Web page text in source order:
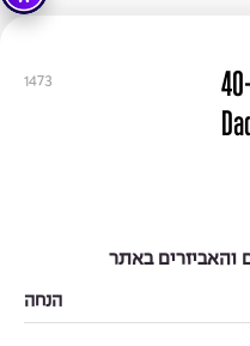
1473
דדריו 40-95
-
באתר
הנחה